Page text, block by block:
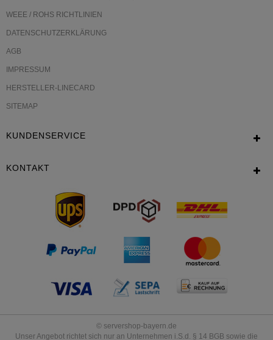
WEEE / ROHS RICHTLINIEN
DATENSCHUTZERKLÄRUNG
AGB
IMPRESSUM
HERSTELLER-LINECARD
SITEMAP
KUNDENSERVICE
KONTAKT
© servershop-bayern.de
Unser Angebot richtet sich nur an Unternehmen i.S.d. § 14 BGB sowie die